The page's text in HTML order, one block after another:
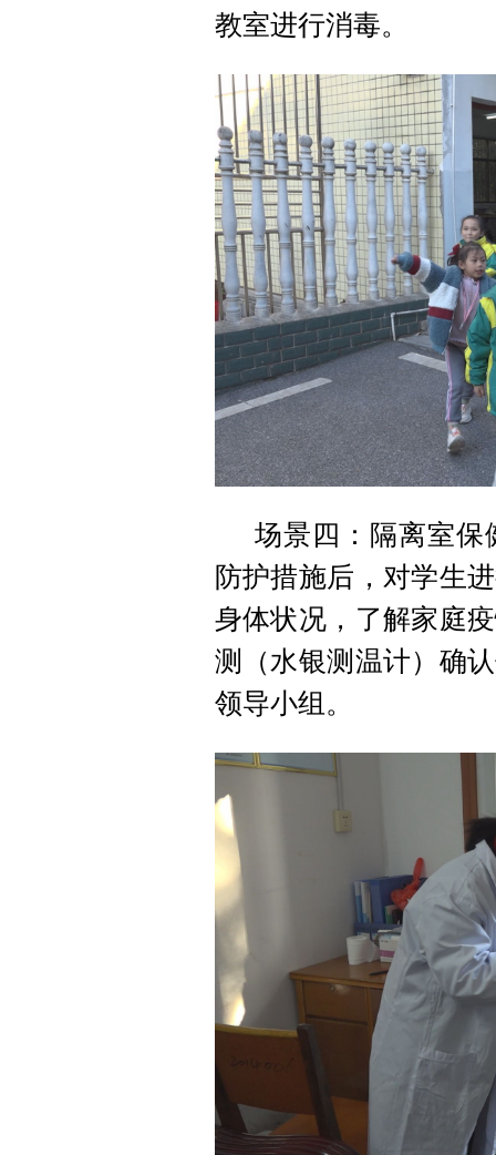
教室进行消毒。
场景四：隔离室保
防护措施后，对学生
身体状况，了解家庭
测（水银测温计）确
领导小组。